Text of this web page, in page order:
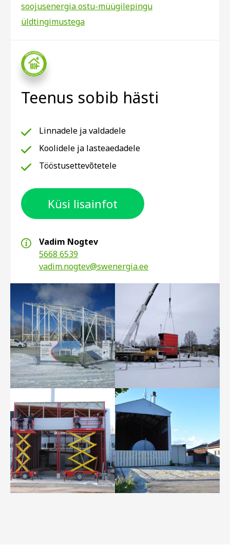
soojusenergia ostu-müügilepingu
üldtingimustega
Teenus sobib hästi
Linnadele ja valdadele
Koolidele ja lasteaedadele
Tööstusettevõtetele
Küsi lisainfot
Vadim Nogtev
5668 6539
vadim.nogtev@swenergia.ee